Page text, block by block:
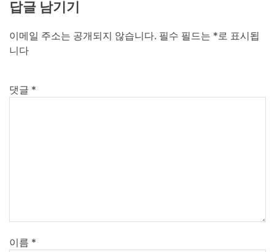
답글 남기기
이메일 주소는 공개되지 않습니다. 필수 필드는 *로 표시됩
니다
댓글 *
이름 *